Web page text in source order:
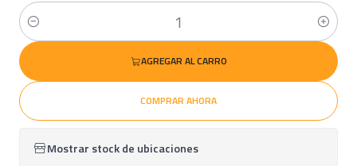
Cantidad
AGREGAR AL CARRO
COMPRAR AHORA
Mostrar stock de ubicaciones